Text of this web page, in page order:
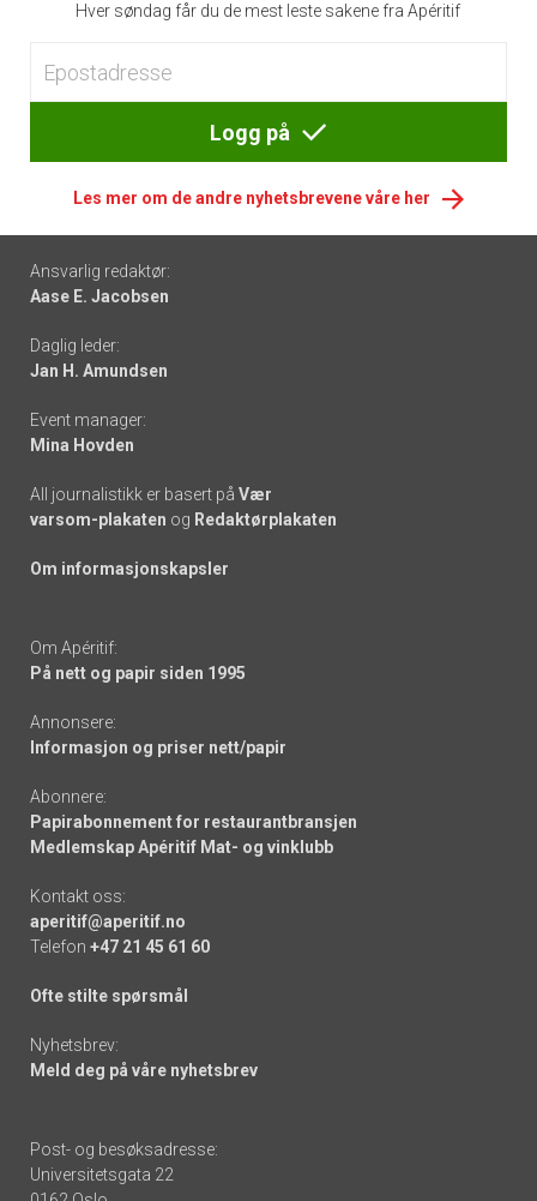
Hver søndag får du de mest leste sakene fra Apéritif
Logg på
Les mer om de andre nyhetsbrevene våre her
Footer
-
links
Ansvarlig redaktør:
Aase E. Jacobsen
Daglig leder:
Jan H. Amundsen
Event manager:
Mina Hovden
All journalistikk er basert på Vær
varsom-plakaten og Redaktørplakaten
Om informasjonskapsler
Om Apéritif:
På nett og papir siden 1995
Annonsere:
Informasjon og priser nett/papir
Abonnere:
Papirabonnement for restaurantbransjen
Medlemskap Apéritif Mat- og vinklubb
Kontakt oss:
aperitif@aperitif.no
Telefon +47 21 45 61 60
Ofte stilte spørsmål
Nyhetsbrev:
Meld deg på våre nyhetsbrev
Post- og besøksadresse:
Universitetsgata 22